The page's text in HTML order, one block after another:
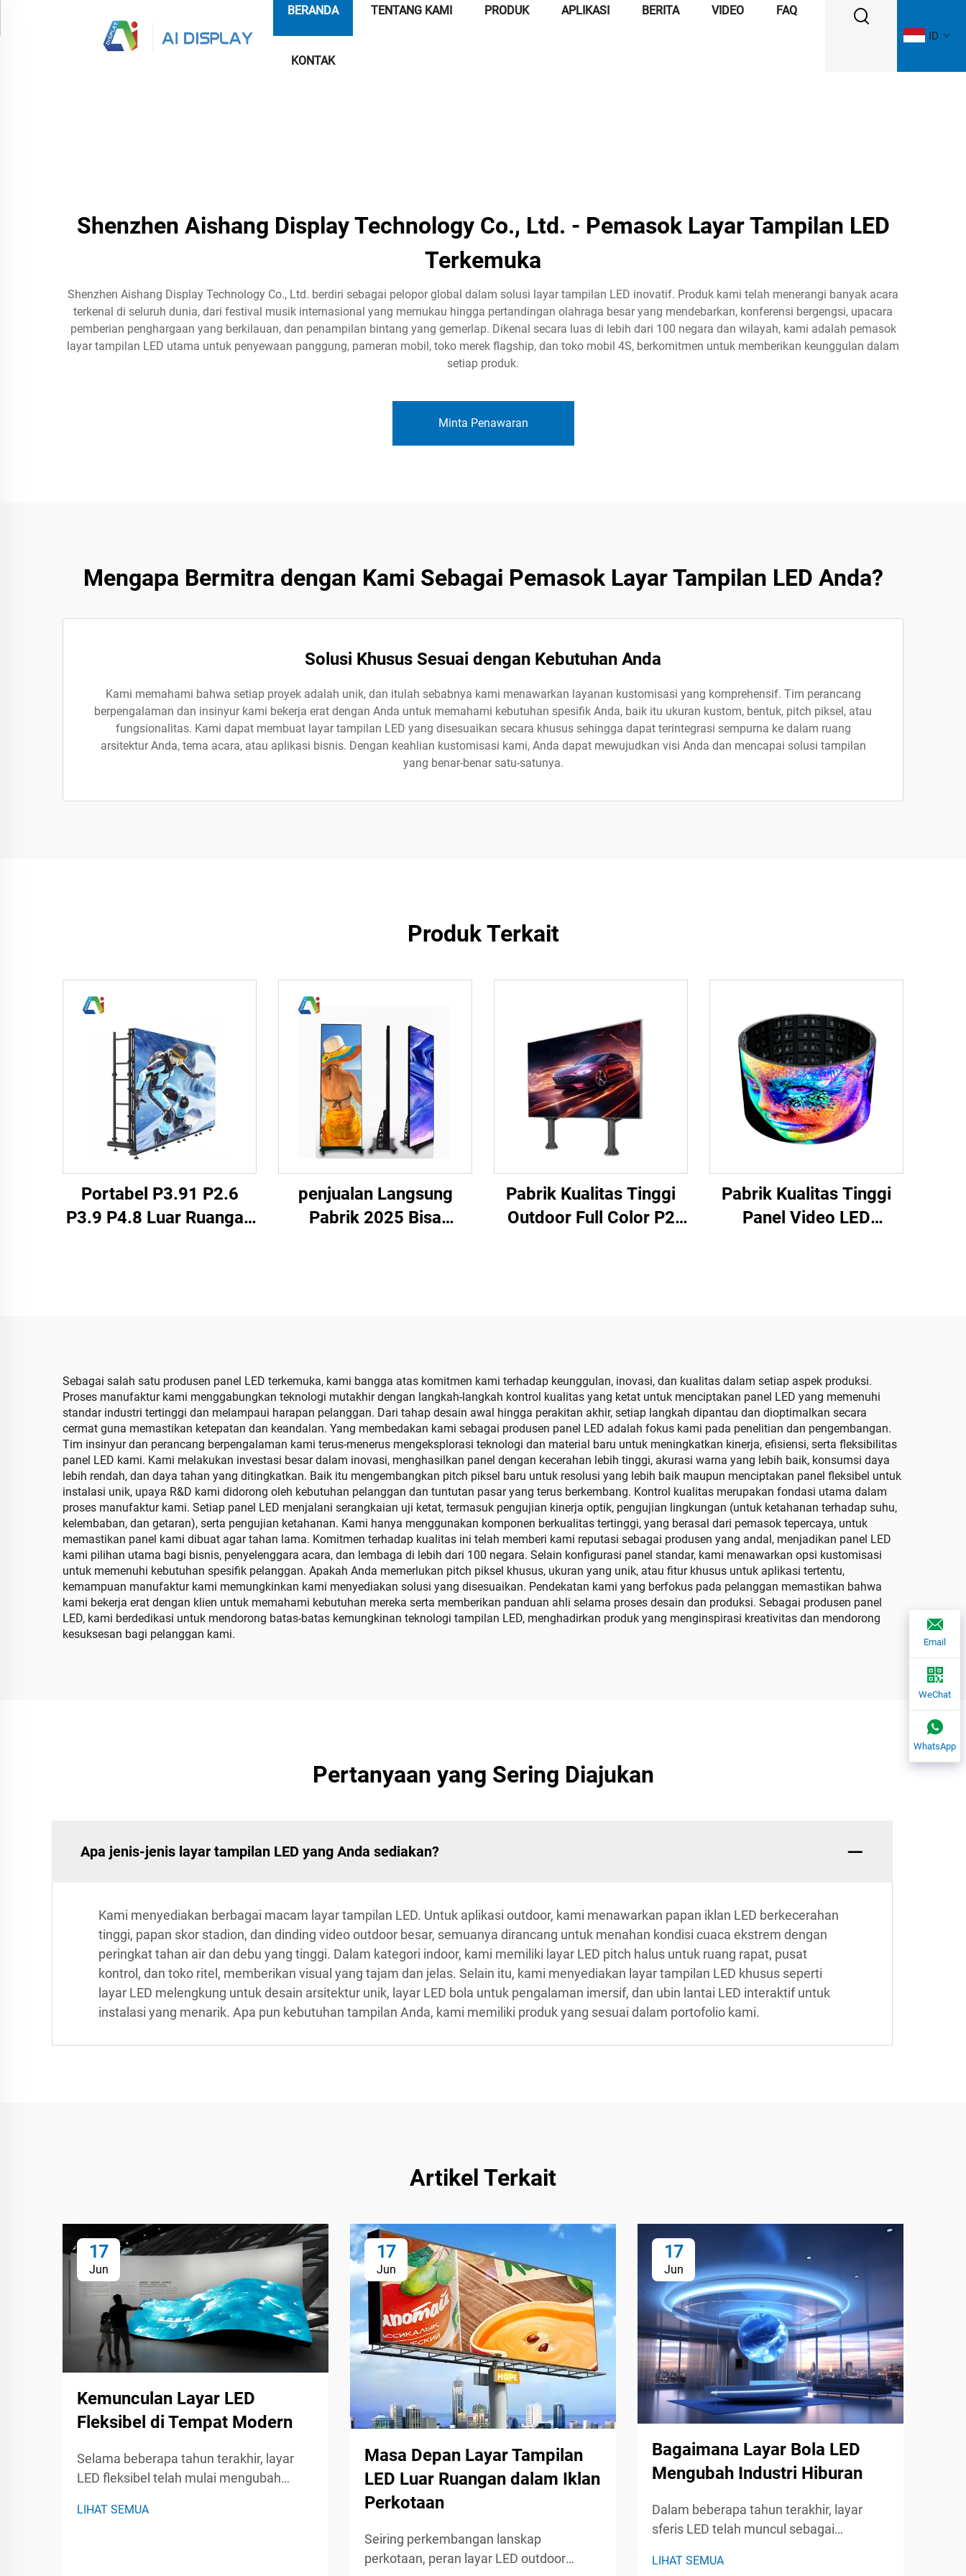
BERANDA TENTANG KAMI PRODUK APLIKASI BERITA VIDEO FAQ
KONTAK
ID
Shenzhen Aishang Display Technology Co., Ltd. - Pemasok Layar Tampilan LED
Terkemuka
Shenzhen Aishang Display Technology Co., Ltd. berdiri sebagai pelopor global dalam solusi layar tampilan LED inovatif. Produk kami telah menerangi banyak acara
terkenal di seluruh dunia, dari festival musik internasional yang memukau hingga pertandingan olahraga besar yang mendebarkan, konferensi bergengsi, upacara
pemberian penghargaan yang berkilauan, dan penampilan bintang yang gemerlap. Dikenal secara luas di lebih dari 100 negara dan wilayah, kami adalah pemasok
layar tampilan LED utama untuk penyewaan panggung, pameran mobil, toko merek flagship, dan toko mobil 4S, berkomitmen untuk memberikan keunggulan dalam
setiap produk.
Minta Penawaran
Mengapa Bermitra dengan Kami Sebagai Pemasok Layar Tampilan LED Anda?
Solusi Khusus Sesuai dengan Kebutuhan Anda
Kami memahami bahwa setiap proyek adalah unik, dan itulah sebabnya kami menawarkan layanan kustomisasi yang komprehensif. Tim perancang
berpengalaman dan insinyur kami bekerja erat dengan Anda untuk memahami kebutuhan spesifik Anda, baik itu ukuran kustom, bentuk, pitch piksel, atau
fungsionalitas. Kami dapat membuat layar tampilan LED yang disesuaikan secara khusus sehingga dapat terintegrasi sempurna ke dalam ruang
arsitektur Anda, tema acara, atau aplikasi bisnis. Dengan keahlian kustomisasi kami, Anda dapat mewujudkan visi Anda dan mencapai solusi tampilan
yang benar-benar satu-satunya.
Produk Terkait
Portabel P3.91 P2.6
P3.9 P4.8 Luar Ruangan
penjualan Langsung
Pabrik 2025 Bisa
Pabrik Kualitas Tinggi
Outdoor Full Color P2
Pabrik Kualitas Tinggi
Panel Video LED
Sebagai salah satu produsen panel LED terkemuka, kami bangga atas komitmen kami terhadap keunggulan, inovasi, dan kualitas dalam setiap aspek produksi.
Proses manufaktur kami menggabungkan teknologi mutakhir dengan langkah-langkah kontrol kualitas yang ketat untuk menciptakan panel LED yang memenuhi
standar industri tertinggi dan melampaui harapan pelanggan. Dari tahap desain awal hingga perakitan akhir, setiap langkah dipantau dan dioptimalkan secara
cermat guna memastikan ketepatan dan keandalan. Yang membedakan kami sebagai produsen panel LED adalah fokus kami pada penelitian dan pengembangan.
Tim insinyur dan perancang berpengalaman kami terus-menerus mengeksplorasi teknologi dan material baru untuk meningkatkan kinerja, efisiensi, serta fleksibilitas
panel LED kami. Kami melakukan investasi besar dalam inovasi, menghasilkan panel dengan kecerahan lebih tinggi, akurasi warna yang lebih baik, konsumsi daya
lebih rendah, dan daya tahan yang ditingkatkan. Baik itu mengembangkan pitch piksel baru untuk resolusi yang lebih baik maupun menciptakan panel fleksibel untuk
instalasi unik, upaya R&D kami didorong oleh kebutuhan pelanggan dan tuntutan pasar yang terus berkembang. Kontrol kualitas merupakan fondasi utama dalam
proses manufaktur kami. Setiap panel LED menjalani serangkaian uji ketat, termasuk pengujian kinerja optik, pengujian lingkungan (untuk ketahanan terhadap suhu,
kelembaban, dan getaran), serta pengujian ketahanan. Kami hanya menggunakan komponen berkualitas tertinggi, yang berasal dari pemasok tepercaya, untuk
memastikan panel kami dibuat agar tahan lama. Komitmen terhadap kualitas ini telah memberi kami reputasi sebagai produsen yang andal, menjadikan panel LED
kami pilihan utama bagi bisnis, penyelenggara acara, dan lembaga di lebih dari 100 negara. Selain konfigurasi panel standar, kami menawarkan opsi kustomisasi
untuk memenuhi kebutuhan spesifik pelanggan. Apakah Anda memerlukan pitch piksel khusus, ukuran yang unik, atau fitur khusus untuk aplikasi tertentu,
kemampuan manufaktur kami memungkinkan kami menyediakan solusi yang disesuaikan. Pendekatan kami yang berfokus pada pelanggan memastikan bahwa
kami bekerja erat dengan klien untuk memahami kebutuhan mereka serta memberikan panduan ahli selama proses desain dan produksi. Sebagai produsen panel
LED, kami berdedikasi untuk mendorong batas-batas kemungkinan teknologi tampilan LED, menghadirkan produk yang menginspirasi kreativitas dan mendorong
kesuksesan bagi pelanggan kami.
Pertanyaan yang Sering Diajukan
Apa jenis-jenis layar tampilan LED yang Anda sediakan?
Kami menyediakan berbagai macam layar tampilan LED. Untuk aplikasi outdoor, kami menawarkan papan iklan LED berkecerahan
tinggi, papan skor stadion, dan dinding video outdoor besar, semuanya dirancang untuk menahan kondisi cuaca ekstrem dengan
peringkat tahan air dan debu yang tinggi. Dalam kategori indoor, kami memiliki layar LED pitch halus untuk ruang rapat, pusat
kontrol, dan toko ritel, memberikan visual yang tajam dan jelas. Selain itu, kami menyediakan layar tampilan LED khusus seperti
layar LED melengkung untuk desain arsitektur unik, layar LED bola untuk pengalaman imersif, dan ubin lantai LED interaktif untuk
instalasi yang menarik. Apa pun kebutuhan tampilan Anda, kami memiliki produk yang sesuai dalam portofolio kami.
Artikel Terkait
17
Jun
Kemunculan Layar LED
Fleksibel di Tempat Modern
Selama beberapa tahun terakhir, layar
LED fleksibel telah mulai mengubah
yang berlangsung di dalamnya. Baik di
LIHAT SEMUA
17
Jun
Masa Depan Layar Tampilan
LED Luar Ruangan dalam Iklan
Perkotaan
Seiring perkembangan lanskap
perkotaan, peran layar LED outdoor
17
Jun
Bagaimana Layar Bola LED
Mengubah Industri Hiburan
Dalam beberapa tahun terakhir, layar
sferis LED telah muncul sebagai
industri hiburan, menawan penonton
LIHAT SEMUA
Email
WeChat
WhatsApp